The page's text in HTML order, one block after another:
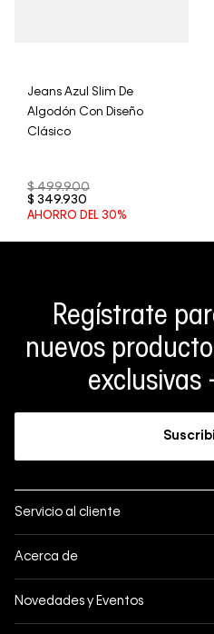
Jeans Azul Slim De
Algodón Con Diseño
Clásico
$ 499.900
$ 349.930
AHORRO DEL 30%
Regístrate
nuevos
exclusivas
Servicio al cliente
Mis pedidos
Formas de pago
Acerca de
Política de privacidad
Novedades y Eventos